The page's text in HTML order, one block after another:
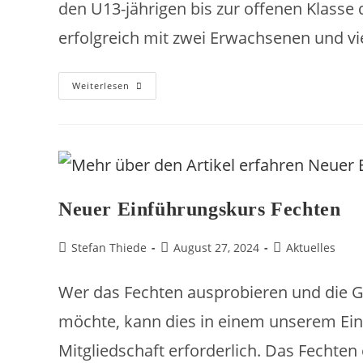
den U13-jährigen bis zur offenen
erfolgreich mit zwei Erwachsenen und
Weiterlesen
Neuer Einführungskurs Fechten
Stefan Thiede August 27, 2024 Aktuelles
Wer das Fechten ausprobieren und die
möchte, kann dies in einem unserem
Mitgliedschaft erforderlich. Das